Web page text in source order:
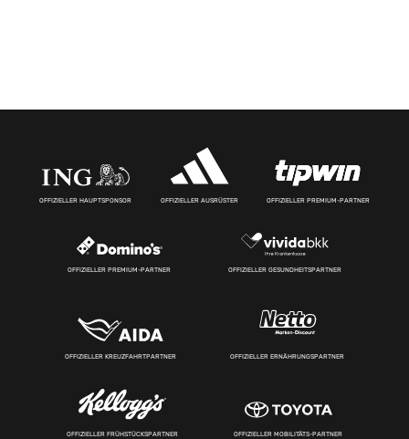
OFFIZIELLER HAUPTSPONSOR OFFIZIELLER AUSRÜSTER OFFIZIELLER PREMIUM-PARTNER
OFFIZIELLER PREMIUM-PARTNER OFFIZIELLER GESUNDHEITSPARTNER
OFFIZIELLER KREUZFAHRTPARTNER OFFIZIELLER ERNÄHRUNGSPARTNER
OFFIZIELLER FRÜHSTÜCKSPARTNER OFFIZIELLER MOBILITÄTS-PARTNER